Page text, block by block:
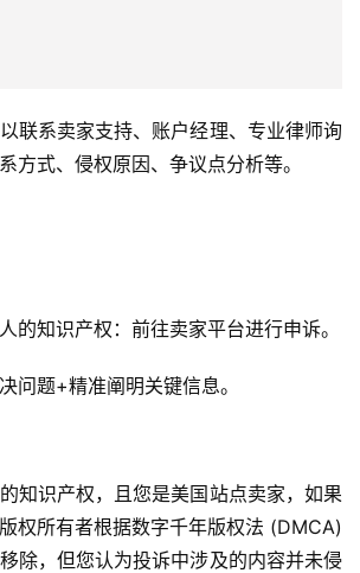
联系卖家支持、账户经理、专业律师询
方式、侵权原因、争议点分析等。
的知识产权：前往卖家平台进行申诉。
问题+精准阐明关键信息。
知识产权，且您是美国站点卖家，如果
权所有者根据数字千年版权法 (DMCA)
除，但您认为投诉中涉及的内容并未侵